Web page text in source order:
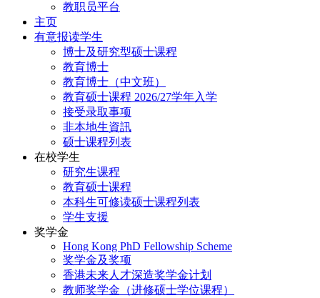
教职员平台
主页
有意报读学生
博士及研究型硕士课程
教育博士
教育博士（中文班）
教育硕士课程 2026/27学年入学
接受录取事项
非本地生資訊
硕士课程列表
在校学生
研究生课程
教育硕士课程
本科生可修读硕士课程列表
学生支援
奖学金
Hong Kong PhD Fellowship Scheme
奖学金及奖项
香港未来人才深造奖学金计划
教师奖学金（进修硕士学位课程）